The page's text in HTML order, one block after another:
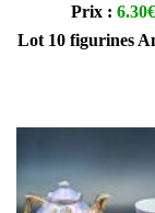
Prix : 6.30€
Lot 10 figurines